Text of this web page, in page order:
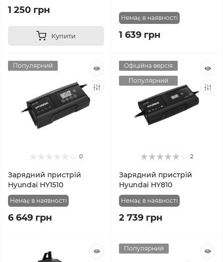
1 250 грн
Купити
Немає в наявності
1 639 грн
Популярний
0
Зарядний пристрій
Hyundai HY1510
Немає в наявності
6 649 грн
Офіційна версія
Популярний
2
Зарядний пристрій
Hyundai HY810
Немає в наявності
2 739 грн
Популярний